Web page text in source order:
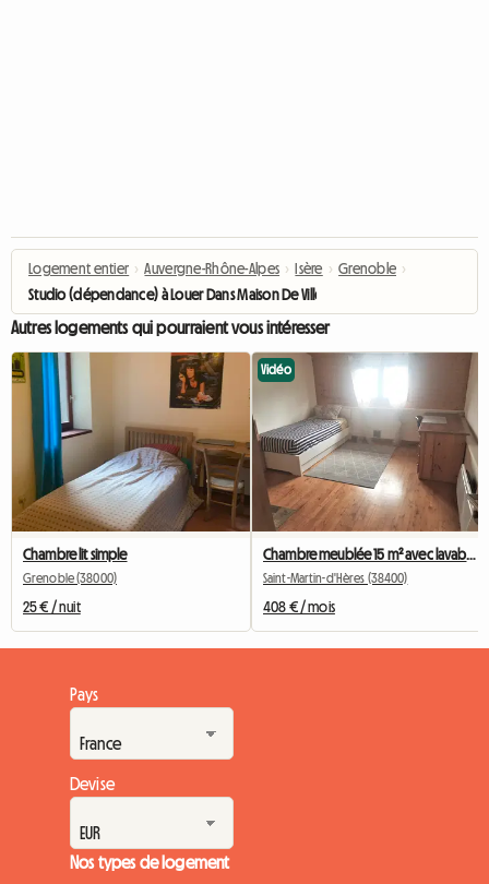
Logement entier › Auvergne-Rhône-Alpes › Isère › Grenoble ›
Studio (dépendance) à Louer Dans Maison De Ville Avec Jardin
Autres logements qui pourraient vous intéresser
Chambre lit simple
Grenoble (38000)
25 € / nuit
Vidéo
Chambre meublée 15 m² avec lavabo et réfrigérateur personnel
Saint-Martin-d'Hères (38400)
408 € / mois
Pays
Devise
Nos types de logement